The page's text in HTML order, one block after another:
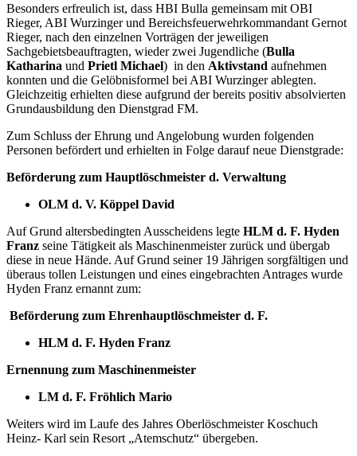
Besonders erfreulich ist, dass HBI Bulla gemeinsam mit OBI
Rieger, ABI Wurzinger und Bereichsfeuerwehrkommandant Gernot
Rieger, nach den einzelnen Vorträgen der jeweiligen
Sachgebietsbeauftragten, wieder zwei Jugendliche (Bulla
Katharina und Prietl Michael) in den Aktivstand aufnehmen
konnten und die Gelöbnisformel bei ABI Wurzinger ablegten.
Gleichzeitig erhielten diese aufgrund der bereits positiv absolvierten
Grundausbildung den Dienstgrad FM.
Zum Schluss der Ehrung und Angelobung wurden folgenden
Personen befördert und erhielten in Folge darauf neue Dienstgrade:
Beförderung zum Hauptlöschmeister d. Verwaltung
OLM d. V. Köppel David
Auf Grund altersbedingten Ausscheidens legte HLM d. F. Hyden
Franz seine Tätigkeit als Maschinenmeister zurück und übergab
diese in neue Hände. Auf Grund seiner 19 Jährigen sorgfältigen und
überaus tollen Leistungen und eines eingebrachten Antrages wurde
Hyden Franz ernannt zum:
Beförderung zum Ehrenhauptlöschmeister d. F.
HLM d. F. Hyden Franz
Ernennung zum Maschinenmeister
LM d. F. Fröhlich Mario
Weiters wird im Laufe des Jahres Oberlöschmeister Koschuch
Heinz- Karl sein Resort „Atemschutz“ übergeben.